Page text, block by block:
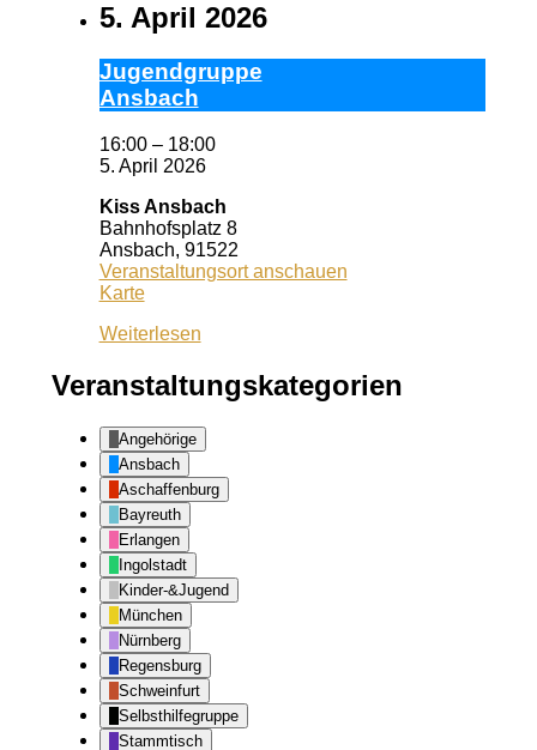
5. April 2026
Ju­gend­grup­pe
Ans­bach
16:00 – 18:00
5. April 2026
Kiss Ansbach
Bahnhofsplatz 8
Ansbach, 91522
Veranstaltungsort anschauen
KarteKiss
Weiterlesen
Veranstaltungskategorien
Angehörige
Ansbach
Aschaffenburg
Bayreuth
Erlangen
Ingolstadt
Kinder-&Jugend
München
Nürnberg
Regensburg
Schweinfurt
Selbsthilfegruppe
Stammtisch